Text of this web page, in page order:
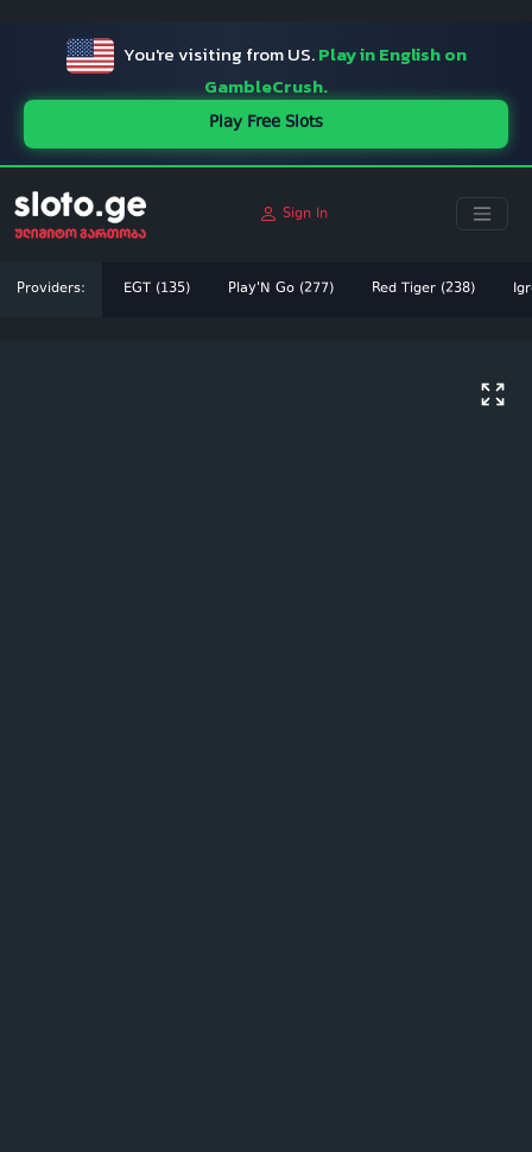
You're visiting from US.Play in English on
GambleCrush.
Play Free Slots
Sign In
Providers: EGT (135) Play'N Go (277) Red Tiger (238)